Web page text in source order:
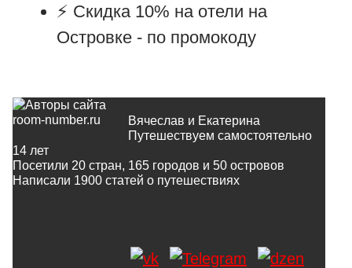
⚡ Cкидка 10% на отели на
Островке - по промокоду
Вячеслав и Екатерина
Путешествуем самостоятельно
14 лет
Посетили 20 стран, 165 городов и 50 островов
Написали 1900 статей о путешествиях